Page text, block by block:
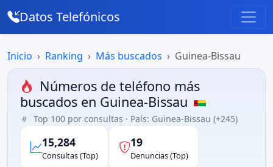
Datos Telefónicos
Inicio Ranking Más buscados Guinea-Bissau
Números de teléfono más
buscados en Guinea-Bissau
Top 100 por consultas · País: Guinea-Bissau (+245)
15,284
Consultas (Top)
19
Denuncias (Top)